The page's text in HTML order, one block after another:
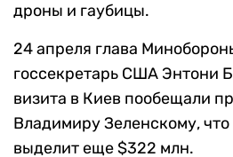
дроны и гаубицы.
24 апреля глава
госсекретарь США Энтони
визита в Киев пообещали
Владимиру Зеленскому,
выделит еще $322 млн.